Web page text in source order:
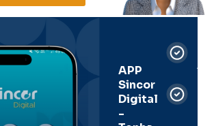
APP
Sincor
Digital
-